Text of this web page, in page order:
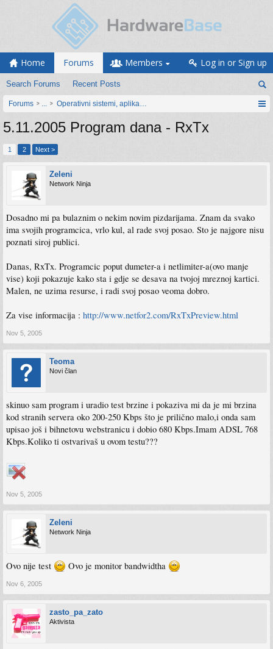
Home Forums
Search Forums Recent Posts
Members Log in or Sign up
Forums ... Operativni sistemi, aplikacije i programiranje
5.11.2005 Program dana - RxTx
1 2 Next >
Zeleni
Network Ninja
Dosadno mi pa bulaznim o nekim novim pizdarijama. Znam da svako
ima svojih programcica, vrlo kul, al rade svoj posao. Sto je najgore nisu
poznati siroj publici.
Danas, RxTx. Programcic poput dumeter-a i netlimiter-a(ovo manje
vise) koji pokazuje kako sta i gdje se desava na tvojoj mreznoj kartici.
Malen, ne uzima resurse, i radi svoj posao veoma dobro.
Za vise informacija : http://www.netfor2.com/RxTxPreview.html
Nov 5, 2005
Teoma
Novi član
skinuo sam program i uradio test brzine i pokaziva mi da je mi brzina
kod stranih servera oko 200-250 Kbps što je prilično malo,i onda sam
upisao još i bihnetovu webstranicu i dobio 680 Kbps.Imam ADSL 768
Kbps.Koliko ti ostvarivaš u ovom testu???
Nov 5, 2005
Zeleni
Network Ninja
Ovo nije test Ovo je monitor bandwidtha
Nov 6, 2005
zasto_pa_zato
Aktivista